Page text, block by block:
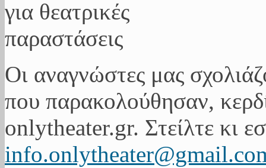
Οι αναγνώστες μας
που παρακολούθησαν,
onlytheater.gr. Στείλτε κι